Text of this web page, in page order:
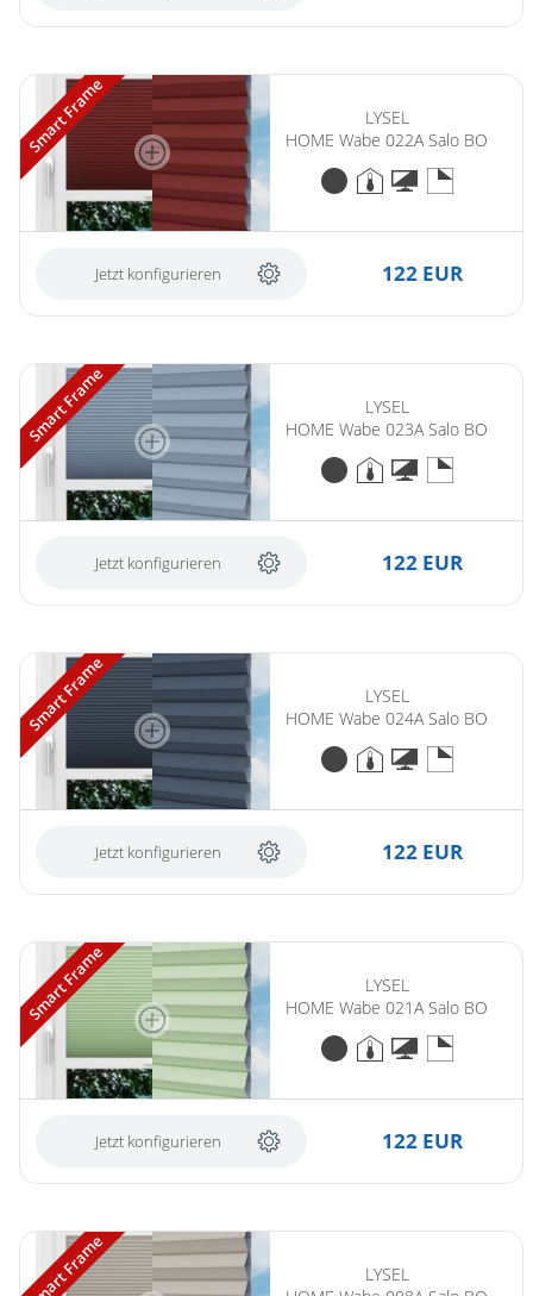
Smart Frame
LYSEL
HOME Wabe 022A Salo BO
Jetzt konfigurieren 122 EUR
Smart Frame
LYSEL
HOME Wabe 023A Salo BO
Jetzt konfigurieren 122 EUR
Smart Frame
LYSEL
HOME Wabe 024A Salo BO
Jetzt konfigurieren 122 EUR
Smart Frame
LYSEL
HOME Wabe 021A Salo BO
Jetzt konfigurieren 122 EUR
Smart Frame
LYSEL